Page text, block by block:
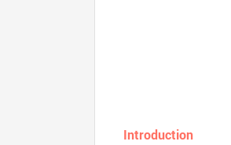
Introduction